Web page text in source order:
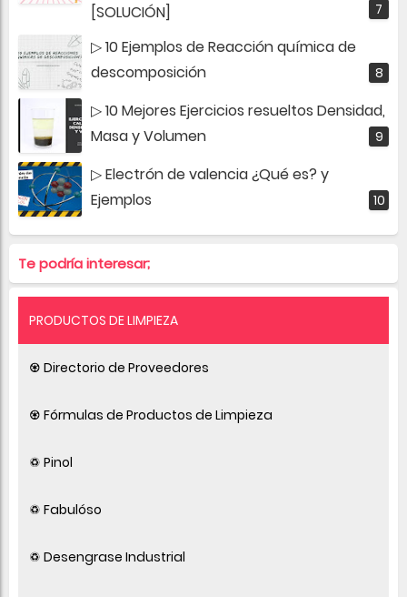
[SOLUCIÓN]
▷ 10 Ejemplos de Reacción química de
descomposición
▷ 10 Mejores Ejercicios resueltos Densidad,
Masa y Volumen
▷ Electrón de valencia ¿Qué es? y
Ejemplos
Te podría interesar;
PRODUCTOS DE LIMPIEZA
♼ Directorio de Proveedores
♼ Fórmulas de Productos de Limpieza
♽ Pinol
♽ Fabulóso
♽ Desengrase Industrial